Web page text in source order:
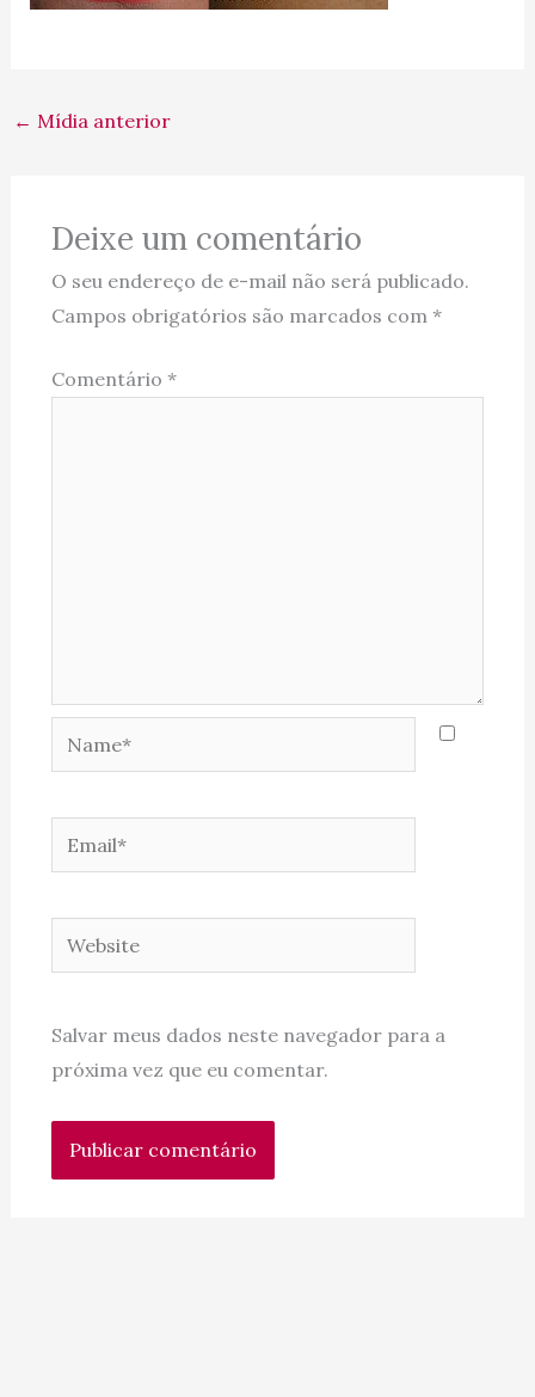
← Mídia anterior
Deixe um comentário
O seu endereço de e-mail não será publicado.
Campos obrigatórios são marcados com *
Comentário *
Name*
Email*
Website
Salvar meus dados neste navegador para a
próxima vez que eu comentar.